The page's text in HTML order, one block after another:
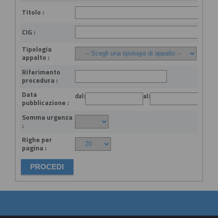
Titolo :
CIG :
Tipologia
appalto :
Riferimento
procedura :
Data
pubblicazione :
dal: al:
Somma urgenza
:
Righe per
pagina :